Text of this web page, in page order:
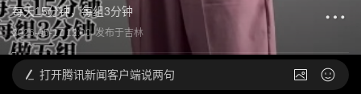
每天15分钟，每组3分钟
2026-05-17 12:00 发布于吉林
打开腾讯新闻客户端说两句